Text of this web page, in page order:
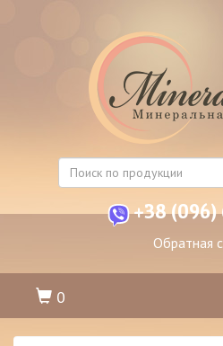
+38 (096)
Обратная
0